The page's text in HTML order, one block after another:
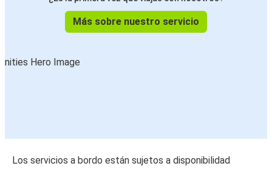
Más sobre nuestro servicio
Los servicios a bordo están sujetos a disponibilidad